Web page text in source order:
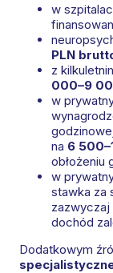
w
PLN
z
000–9
w
na 6
obłożeniu
w
stawka za
zazwyczaj
dochód
Dodatkowym